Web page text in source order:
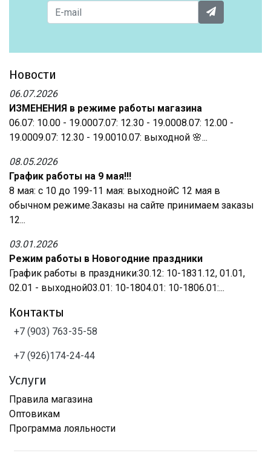
Новости
06.07.2026
ИЗМЕНЕНИЯ в режиме работы магазина
06.07: 10.00 - 19.0007.07: 12.30 - 19.0008.07: 12.00 -
19.0009.07: 12.30 - 19.0010.07: выходной 🌸...
08.05.2026
График работы на 9 мая!!!
8 мая: с 10 до 199-11 мая: выходнойС 12 мая в
обычном режиме.Заказы на сайте принимаем заказы
12...
03.01.2026
Режим работы в Новогодние праздники
График работы в праздники:30.12: 10-1831.12, 01.01,
02.01 - выходной03.01: 10-1804.01: 10-1806.01:...
Контакты
+7 (903) 763-35-58
+7 (926)174-24-44
Услуги
Правила магазина
Оптовикам
Программа лояльности